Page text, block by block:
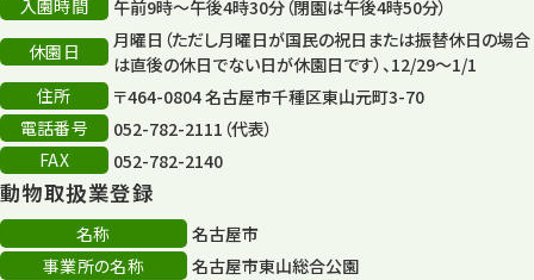
入園時間
午前9時～午後4時30分（閉園は午後4時50分）
休園日
月曜日（ただし月曜日が国民の祝日または振替休日の場合
は直後の休日でない日が休園日です）、12/29～1/1
住所
〒464-0804 名古屋市千種区東山元町3-70
電話番号
052-782-2111（代表）
FAX
052-782-2140
動物取扱業登録
名称
名古屋市
事業所の名称
名古屋市東山総合公園